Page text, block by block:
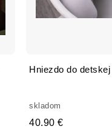
Hniezdo do
skladom
40.90 €